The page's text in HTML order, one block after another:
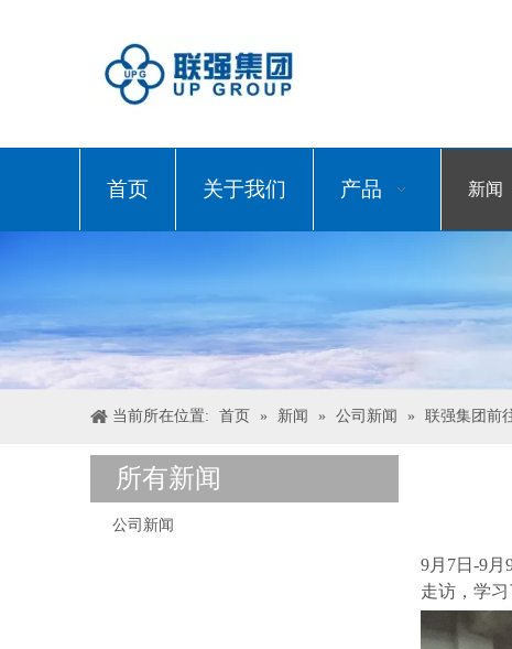
首页 关于我们 产品 新闻
当前所在位置: 首页 » 新闻 » 公司新闻 » 联强集团前
所有新闻
公司新闻
9月7日-9
走访，学